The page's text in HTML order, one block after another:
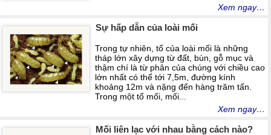
Xem ngay…
Sự hấp dẫn của loài mối
Trong tự nhiên, tổ của loài mối là những
tháp lớn xây dựng từ đất, bùn, gỗ mục và
thậm chí là từ phân của chúng với chiều cao
lớn nhất có thể tới 7,5m, đường kính
khoảng 12m và nặng đến hàng trăm tấn.
Trong một tổ mối, mối...
Xem ngay…
Mối liên lạc với nhau bằng cách nào?